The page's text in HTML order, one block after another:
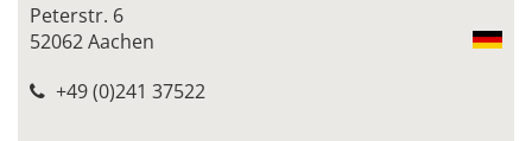
Peterstr. 6
52062 Aachen
+49 (0)241 37522